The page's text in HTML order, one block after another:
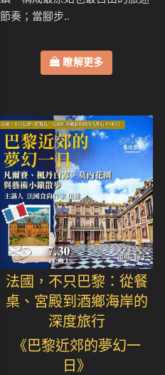
節奏；當腳步..
瞭解更多
法國，不只巴黎：從餐
桌、宮殿到酒鄉海岸的
深度旅行
《巴黎近郊的夢幻一
日》